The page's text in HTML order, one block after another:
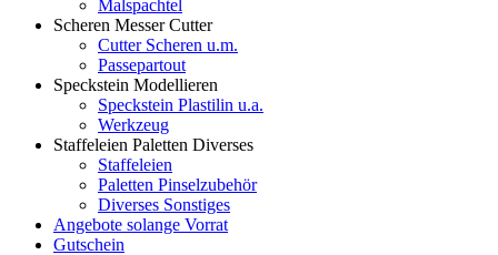
Malspachtel
Scheren Messer Cutter
Cutter Scheren u.m.
Passepartout
Speckstein Modellieren
Speckstein Plastilin u.a.
Werkzeug
Staffeleien Paletten Diverses
Staffeleien
Paletten Pinselzubehör
Diverses Sonstiges
Angebote solange Vorrat
Gutschein